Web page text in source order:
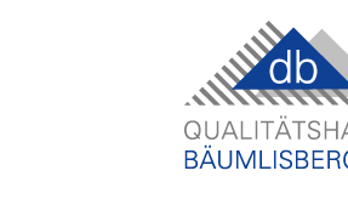
Aktuelle
Wohnhausneubau in